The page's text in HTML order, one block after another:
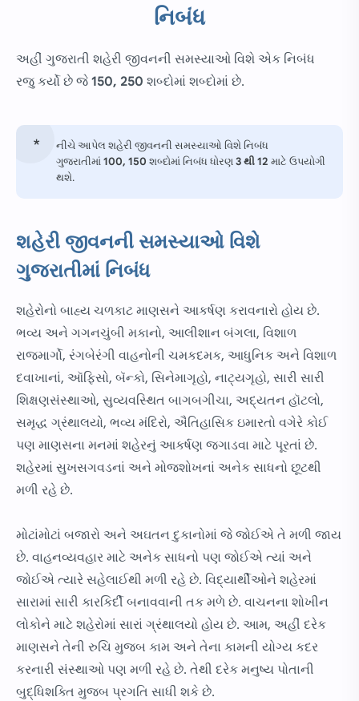
નિબંધ
અહીં ગુજરાતી શહેરી જીવનની સમસ્યાઓ વિશે એક નિબંધ
રજુ કર્યો છે જે 150, 250 શબ્દોમાં શબ્દોમાં છે.
નીચે આપેલ શહેરી જીવનની સમસ્યાઓ વિશે નિબંધ
ગુજરાતીમાં100, 150 શબ્દોમાં નિબંધ ધોરણ3 થી12 માટે ઉપયોગી
થશે.
શહેરી જીવનની સમસ્યાઓ વિશે
ગુજરાતીમાં નિબંધ
શહેરોનો બાહ્ય ચળકાટ માણસને આકર્ષણ કરાવનારો હોય છે.
ભવ્ય અને ગગનચુંબી મકાનો, આલીશાન બંગલા, વિશાળ
રાજમાર્ગો, રંગબેરંગી વાહનોની ચમકદમક, આધુનિક અને વિશાળ
દવાખાનાં, ઑફિસો, બૅન્કો, સિનેમાગૃહો, નાટ્યગૃહો, સારી સારી
શિક્ષણસંસ્થાઓ, સુવ્યવસ્થિત બાગબગીચા, અદ્યતન હૉટલો,
સમૃદ્ધ ગ્રંથાલયો, ભવ્ય મંદિરો, ઐતિહાસિક ઇમારતો વગેરે કોઈ
પણ માણસના મનમાં શહેરનું આકર્ષણ જગાડવા માટે પૂરતાં છે.
શહેરમાં સુખસગવડનાં અને મોજશોખનાં અનેક સાધનો છૂટથી
મળી રહે છે.
મોટાંમોટાં બજારો અને અઘતન દુકાનોમાં જે જોઈએ તે મળી જાય
છે. વાહનવ્યવહાર માટે અનેક સાધનો પણ જોઈએ ત્યાં અને
જોઈએ ત્યારે સહેલાઈથી મળી રહે છે. વિદ્યાર્થીઓને શહેરમાં
સારામાં સારી કારકિર્દી બનાવવાની તક મળે છે. વાચનના શોખીન
લોકોને માટે શહેરોમાં સારાં ગ્રંથાલયો હોય છે. આમ, અહીં દરેક
માણસને તેની રુચિ મુજબ કામ અને તેના કામની યોગ્ય કદર
કરનારી સંસ્થાઓ પણ મળી રહે છે. તેથી દરેક મનુષ્ય પોતાની
બુદ્ધિશક્તિ મુજબ પ્રગતિ સાધી શકે છે.